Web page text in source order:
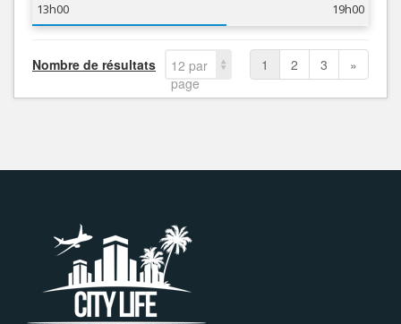
13h00
19h00
Nombre de résultats
12 par
page
1 2 3 »